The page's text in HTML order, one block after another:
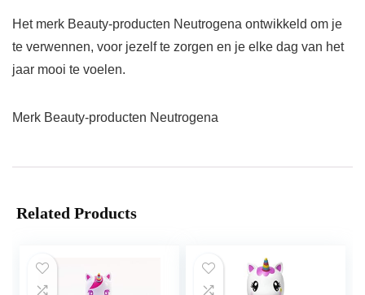
Het merk Beauty-producten Neutrogena ontwikkeld om je
te verwennen, voor jezelf te zorgen en je elke dag van het
jaar mooi te voelen.
Merk Beauty-producten Neutrogena
Related Products